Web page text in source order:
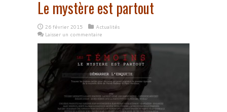
Le mystère est partout
26 février 2015
Actualités
Laisser un commentaire